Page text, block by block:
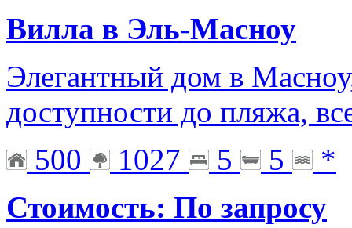
Вилла в Эль-Масноу
Элегантный дом в
доступности до пляжа,
500
1027 5 5
*
Стоимость: По запросу